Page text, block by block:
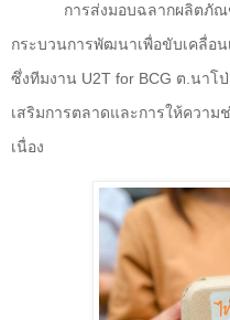
การส่งมอบฉลากผลิตภั
กระบวนการพัฒนาเพื่อขับเคลื่อ
ซึ่งทีมงาน U2T for BCG ต.นาโ
เสริมการตลาดและการให้ควา
เนื่อง